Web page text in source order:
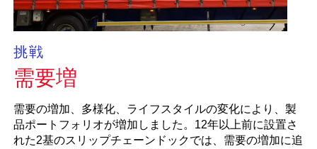
挑戦
需要増
需要の増加、多様化、ライフスタイルの変化により、製
品ポートフォリオが増加しました。12年以上前に設置さ
れた2基のスリップチェーンドックでは、需要の増加に追